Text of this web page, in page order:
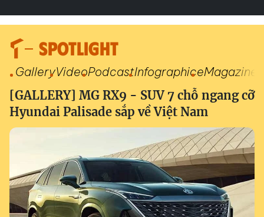
SPOTLIGHT
GalleryVideoPodcastInfographiceMagazine
[GALLERY] MG RX9 - SUV 7 chỗ ngang cỡ
Hyundai Palisade sắp về Việt Nam